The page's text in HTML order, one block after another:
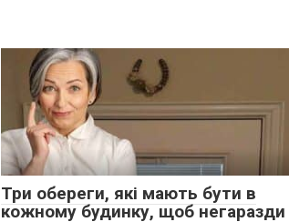
Три обереги, які мають бути в
кожному будинку, щоб негаразди